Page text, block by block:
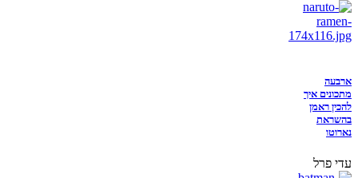
ארבעה
מתכונים איך
להכין ראמן
בהשראת
נארוטו
עדי פרל